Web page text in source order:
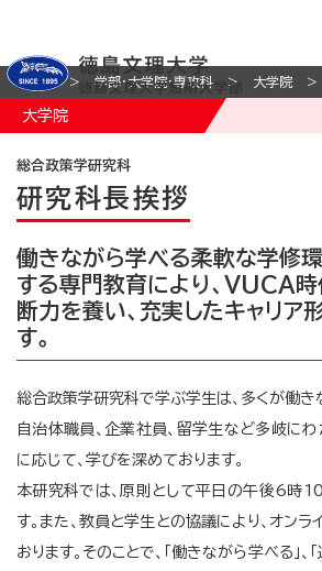
ホーム 学部・大学院・専攻科 大学院
大学院
総合政策学研究科
研究科長挨拶
働きながら学べる柔軟な学修
する専門教育により、VUCA時
断力を養い、充実したキャリア
す。
総合政策学研究科で学ぶ学生は、多くが働き
自治体職員、企業社員、留学生など多岐にわ
に応じて、学びを深めております。
本研究科では、原則として平日の午後6時
す。また、教員と学生との協議により、オン
おります。そのことで、「働きながら学べる」、